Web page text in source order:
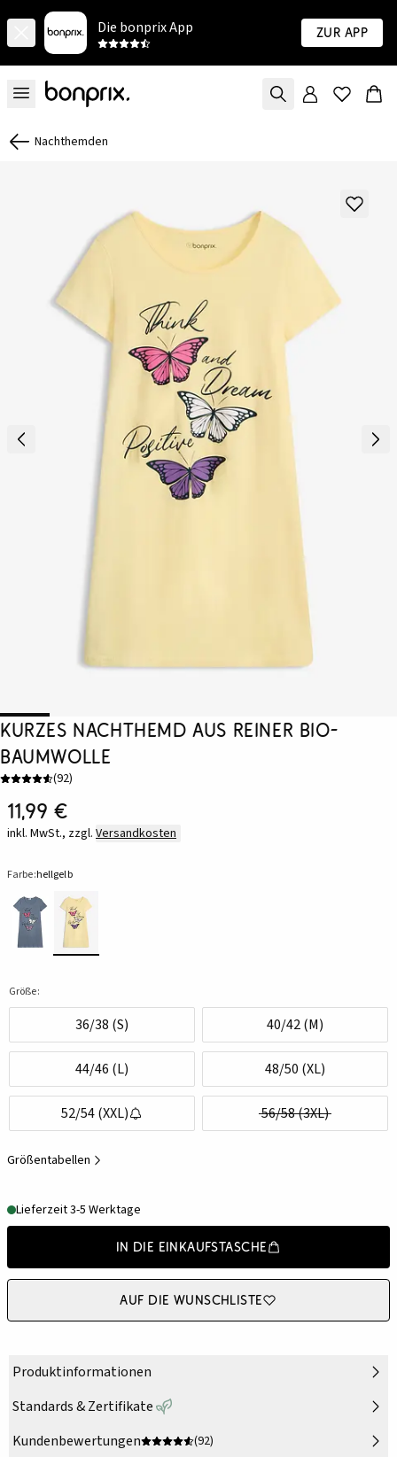
Die bonprix App Zur App
Nachthemden
Kurzes Nachthemd aus reiner Bio-
Baumwolle
(92)
11,99 €
inkl. MwSt., zzgl. Versandkosten
Farbe:hellgelb
Größe:
36/38 (S) 40/42 (M)
44/46 (L) 48/50 (XL)
52/54 (XXL) 56/58 (3XL)
Größentabellen
Lieferzeit 3-5 Werktage
In die Einkaufstasche
Auf die Wunschliste
Produktinformationen
Standards & Zertifikate
Kundenbewertungen
(92)